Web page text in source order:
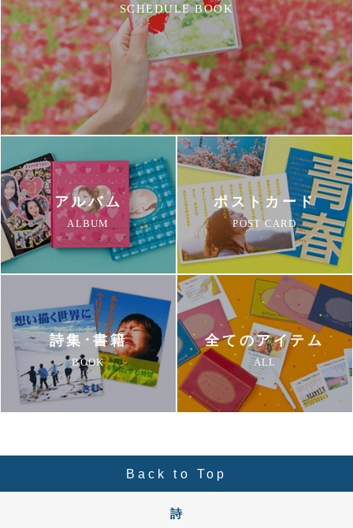
SCHEDULE BOOK
アルバム
ALBUM
ポストカード
POST CARD
詩集･書籍
BOOK
全てのアイテム
ALL
Back to Top
詩